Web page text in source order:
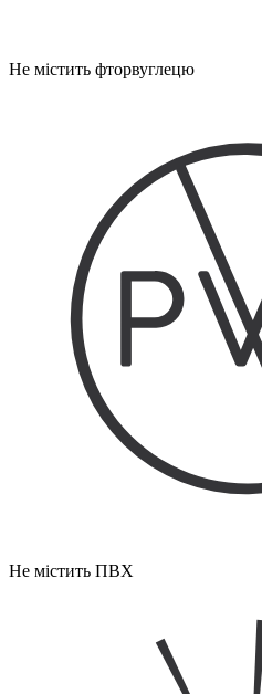
Не містить фторвуглецю
Не містить ПВХ